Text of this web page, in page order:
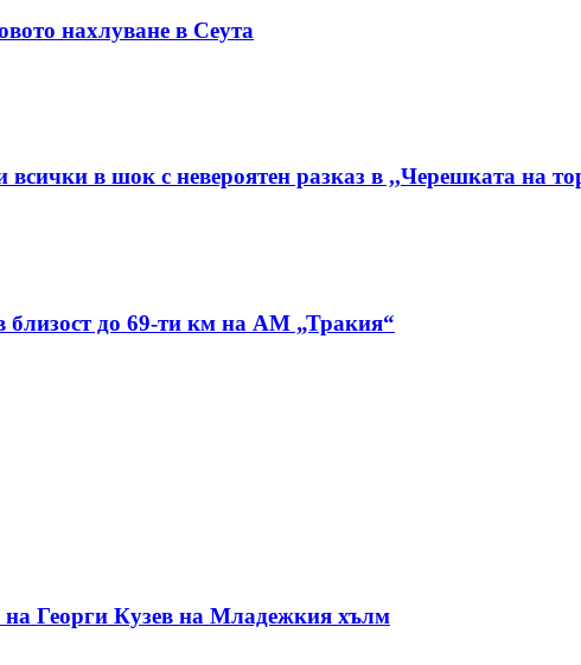
нахлуване в Сеута
в шок с невероятен разказ в ,,Черешката на
близост до 69-ти км на АМ „Тракия“
Георги Кузев на Младежкия хълм